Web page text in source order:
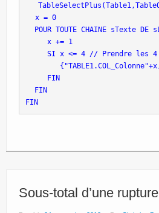
x = 0
POUR TOUTE CHAINE sTexte DE
    x += 1
SI x <= 4 // Prendre les
    FIN
FIN
FIN
Sous-total d’une